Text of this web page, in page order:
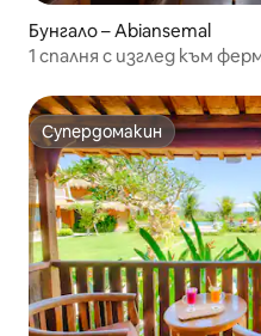
Бунгало – Abiansemal
1 спалня с изглед към
Супердомакин
Супердомакин